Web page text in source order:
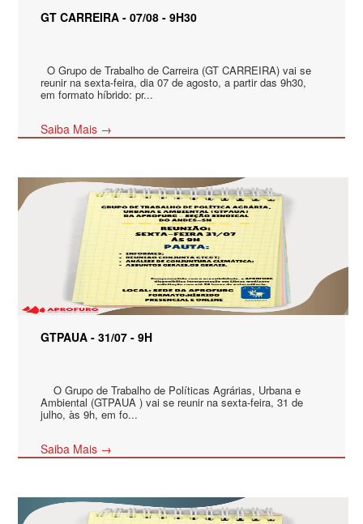
GT CARREIRA - 07/08 - 9H30
O Grupo de Trabalho de Carreira (GT CARREIRA) vai se
reunir na sexta-feira, dia 07 de agosto, a partir das 9h30,
em formato híbrido: pr...
Saiba Mais →
GTPAUA - 31/07 - 9H
O Grupo de Trabalho de Políticas Agrárias, Urbana e
Ambiental (GTPAUA ) vai se reunir na sexta-feira, 31 de
julho, às 9h, em fo...
Saiba Mais →